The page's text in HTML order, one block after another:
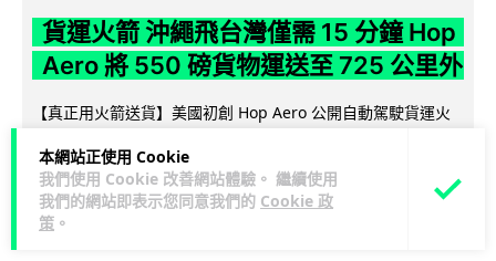
本網站正使用 Cookie
我們使用 Cookie 改善網站體驗。 繼續使用
我們的網站即表示您同意我們的 Cookie 政
策 。
貨運火箭 沖繩飛台灣僅需 15 分鐘 Hop
Aero 將 550 磅貨物運送至 725 公里外
【真正用火箭送貨】美國初創 Hop Aero 公開自動駕駛貨運火
以沖繩... 閱讀全文
55 6↗ 分享